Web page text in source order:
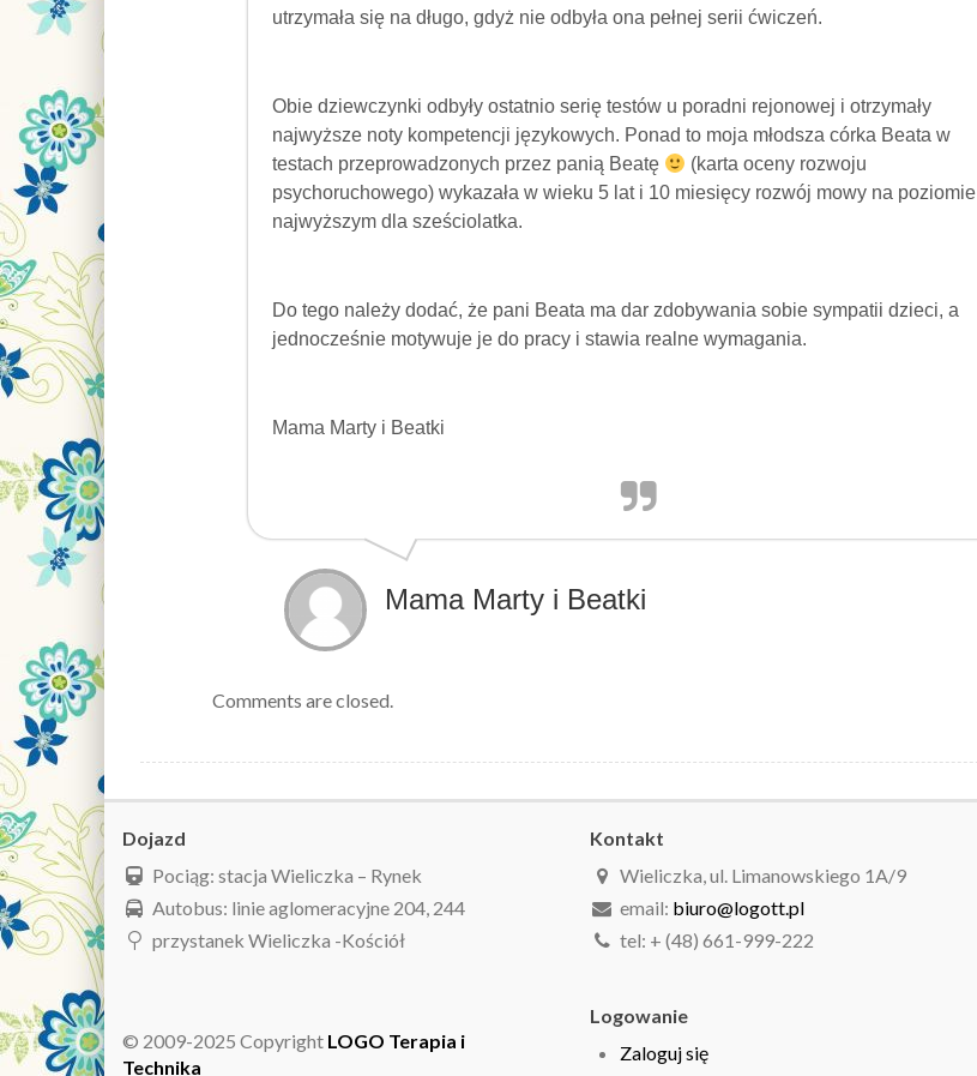
utrzymała się na długo, gdyż nie odbyła ona pełnej serii ćwiczeń.
Obie dziewczynki odbyły ostatnio serię testów u poradni rejonowej i otrzymały
najwyższe noty kompetencji językowych. Ponad to moja młodsza córka Beata w
testach przeprowadzonych przez panią Beatę
(karta oceny rozwoju
psychoruchowego) wykazała w wieku 5 lat i 10 miesięcy rozwój mowy na poziomie
najwyższym dla sześciolatka.
Do tego należy dodać, że pani Beata ma dar zdobywania sobie sympatii dzieci, a
jednocześnie motywuje je do pracy i stawia realne wymagania.
Mama Marty i Beatki
Mama Marty i Beatki
Comments are closed.
Dojazd
Pociąg: stacja Wieliczka – Rynek
Autobus: linie aglomeracyjne 204, 244
przystanek Wieliczka -Kościół
© 2009-2025 Copyright LOGO Terapia i
Technika
Kontakt
Wieliczka, ul. Limanowskiego 1A/9
email: biuro@logott.pl
tel: + (48) 661-999-222
Logowanie
Zaloguj się